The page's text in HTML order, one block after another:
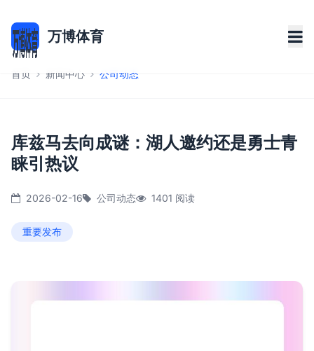
万博体育
首页 新闻中心 公司动态
库兹马去向成谜：湖人邀约还是勇士青
睐引热议
2026-02-16 公司动态 1401 阅读
重要发布